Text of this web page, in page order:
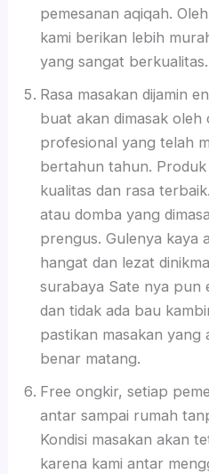
pemesanan aqiqah.
kami berikan lebih
yang sangat berkualitas.
Rasa masakan dijamin
buat akan dimasak oleh
profesional yang telah
bertahun tahun.
kualitas dan rasa
atau domba yang
prengus. Gulenya kaya
hangat dan lezat
surabaya Sate nya pun
dan tidak ada bau
pastikan masakan yang
benar matang.
Free ongkir, setiap
antar sampai rumah
Kondisi masakan akan
karena kami antar